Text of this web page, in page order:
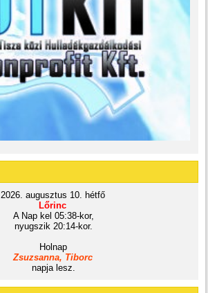
2026. augusztus 10. hétfő
Lőrinc
A Nap kel 05:38-kor,
nyugszik 20:14-kor.
Holnap
Zsuzsanna, Tiborc
napja lesz.